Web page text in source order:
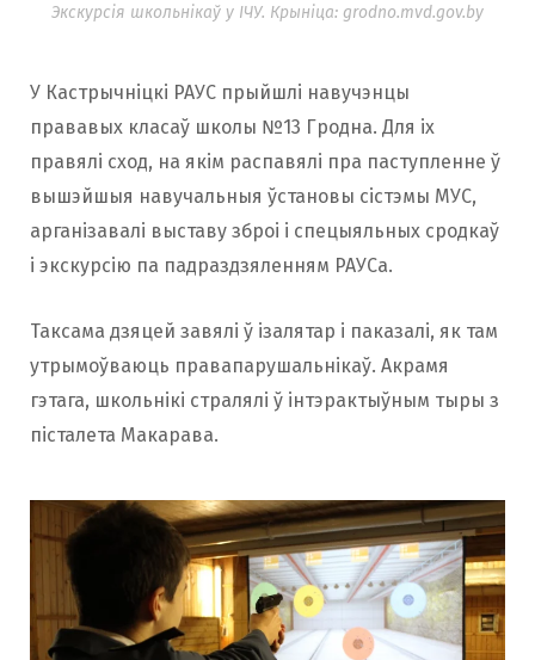
Экскурсія школьнікаў у ІЧУ. Крыніца: grodno.mvd.gov.by
У Кастрычніцкі РАУС прыйшлі навучэнцы
прававых класаў школы №13 Гродна. Для іх
правялі сход, на якім распавялі пра паступленне ў
вышэйшыя навучальныя ўстановы сістэмы МУС,
арганізавалі выставу зброі і спецыяльных сродкаў
і экскурсію па падраздзяленням РАУСа.
Таксама дзяцей завялі ў ізалятар і паказалі, як там
утрымоўваюць правапарушальнікаў. Акрамя
гэтага, школьнікі стралялі ў інтэрактыўным тыры з
пісталета Макарава.